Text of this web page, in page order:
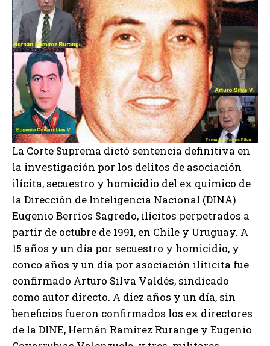
La Corte Suprema dictó sentencia definitiva en
la investigación por los delitos de asociación
ilícita, secuestro y homicidio del ex químico de
la Dirección de Inteligencia Nacional (DINA)
Eugenio Berríos Sagredo, ilícitos perpetrados a
partir de octubre de 1991, en Chile y Uruguay. A
15 años y un día por secuestro y homicidio, y
conco años y un día por asociación ilíticita fue
confirmado Arturo Silva Valdés, sindicado
como autor directo. A diez años y un día, sin
beneficios fueron confirmados los ex directores
de la DINE, Hernán Ramírez Rurange y Eugenio